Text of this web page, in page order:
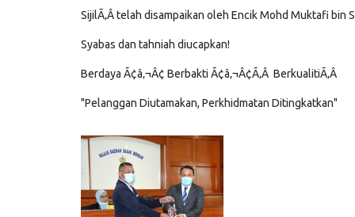
SijilÃ‚Â telah disampaikan oleh Encik Mohd Muktafi bin
Syabas dan tahniah diucapkan!
Berdaya Ã¢â‚¬Â¢ Berbakti Ã¢â‚¬Â¢Ã‚Â BerkualitiÃ‚Â
"Pelanggan Diutamakan, Perkhidmatan Ditingkatkan"